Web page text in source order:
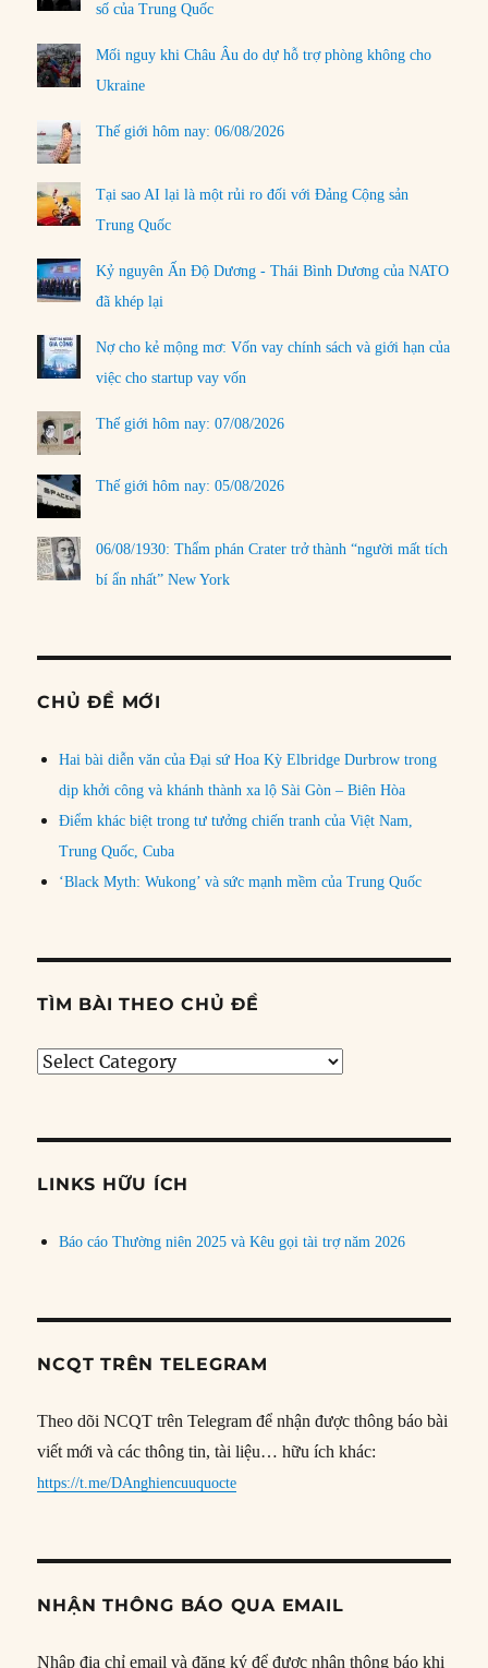
số của Trung Quốc
Mối nguy khi Châu Âu do dự hỗ trợ phòng không cho
Ukraine
Thế giới hôm nay: 06/08/2026
Tại sao AI lại là một rủi ro đối với Đảng Cộng sản
Trung Quốc
Kỷ nguyên Ấn Độ Dương - Thái Bình Dương của NATO
đã khép lại
Nợ cho kẻ mộng mơ: Vốn vay chính sách và giới hạn của
việc cho startup vay vốn
Thế giới hôm nay: 07/08/2026
Thế giới hôm nay: 05/08/2026
06/08/1930: Thẩm phán Crater trở thành “người mất tích
bí ẩn nhất” New York
CHỦ ĐỀ MỚI
Hai bài diễn văn của Đại sứ Hoa Kỳ Elbridge Durbrow trong
dịp khởi công và khánh thành xa lộ Sài Gòn – Biên Hòa
Điểm khác biệt trong tư tưởng chiến tranh của Việt Nam,
Trung Quốc, Cuba
‘Black Myth: Wukong’ và sức mạnh mềm của Trung Quốc
TÌM BÀI THEO CHỦ ĐỀ
Tìm
đề
LINKS HỮU ÍCH
Báo cáo Thường niên 2025 và Kêu gọi tài trợ năm 2026
NCQT TRÊN TELEGRAM
Theo dõi NCQT trên Telegram để nhận được thông báo bài
viết mới và các thông tin, tài liệu… hữu ích khác:
https://t.me/DAnghiencuuquocte
NHẬN THÔNG BÁO QUA EMAIL
Nhập địa chỉ email và đăng ký để được nhận thông báo khi